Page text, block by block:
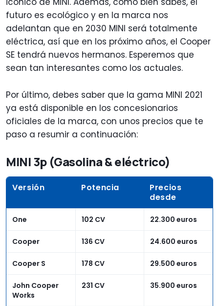
futuro es ecológico y en la marca nos
adelantan que en 2030 MINI será totalmente
eléctrica, así que en los próximo años, el Cooper
SE tendrá nuevos hermanos. Esperemos que
sean tan interesantes como los actuales.
Por último, debes saber que la gama MINI 2021
ya está disponible en los concesionarios
oficiales de la marca, con unos precios que te
paso a resumir a continuación:
MINI 3p (Gasolina & eléctrico)
Versión Potencia
Precios
desde
One 102 CV 22.300 euros
Cooper 136 CV 24.600 euros
Cooper S 178 CV 29.500 euros
John Cooper
Works
231 CV 35.900 euros